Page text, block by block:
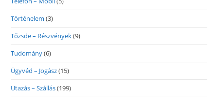
Történelem (3)
Tőzsde – Részvények(9)
Tudomány(6)
Ügyvéd – Jogász(15)
Utazás – Szállás(199)